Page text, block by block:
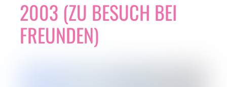
2003 (ZU BESUCH BEI
FREUNDEN)